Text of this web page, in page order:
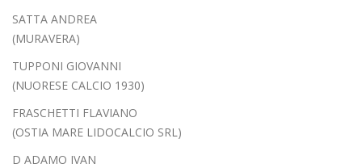
SATTA ANDREA
(MURAVERA)
TUPPONI GIOVANNI
(NUORESE CALCIO 1930)
FRASCHETTI FLAVIANO
(OSTIA MARE LIDOCALCIO SRL)
D ADAMO IVAN